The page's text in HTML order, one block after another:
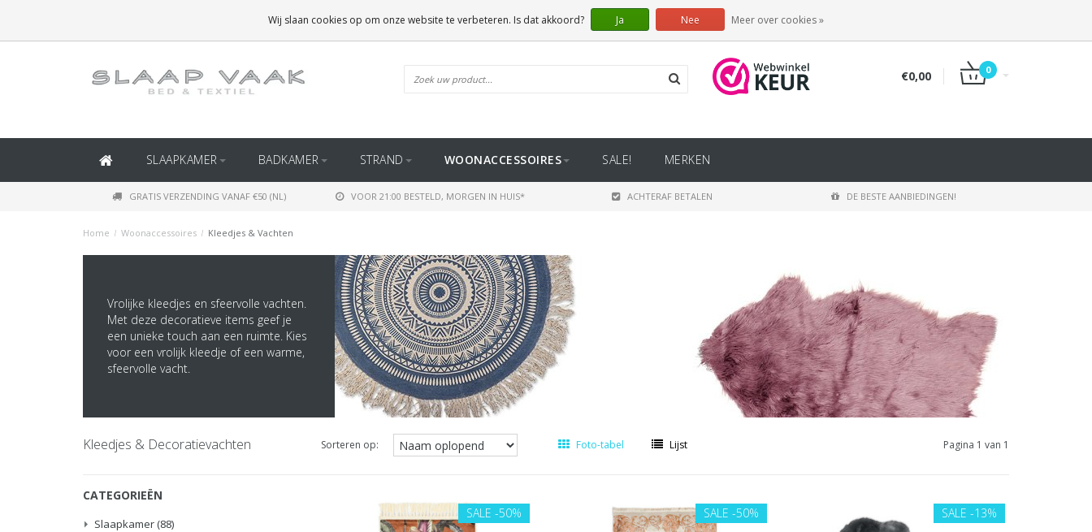
(BINNEN BELGIË)
€0,00 0
SLAAPKAMER BADKAMER STRAND WOONACCESSOIRES SALE! MERKEN
GRATIS VERZENDING VANAF €50 (NL) VOOR 21:00 BESTELD, MORGEN IN HUIS* ACHTERAF BETALEN DE BESTE AANBIEDINGEN!
Home / Woonaccessoires / Kleedjes & Vachten
Vrolijke kleedjes en sfeervolle vachten.
Met deze decoratieve items geef je
een unieke touch aan een ruimte. Kies
voor een vrolijk kleedje of een warme,
sfeervolle vacht.
Kleedjes & Decoratievachten Sorteren op: Foto-tabel Lijst Pagina 1 van 1
CATEGORIEËN
Slaapkamer (88)
SALE -50% SALE-50% SALE -13%
Wij slaan cookies op om onze website te verbeteren. Is dat akkoord? Ja Nee Meer over cookies »